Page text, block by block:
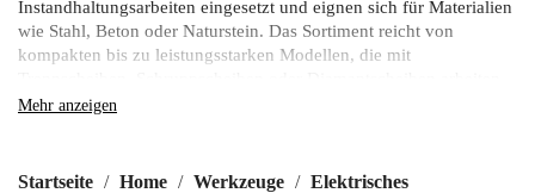
Instandhaltungsarbeiten eingesetzt und eignen sich für Materialien
wie Stahl, Beton oder Naturstein. Das Sortiment reicht von
kompakten bis zu leistungsstarken Modellen, die mit
und sich durch Effizienz, Flexibilität und robuste
Mehr anzeigen
Startseite Home Werkzeuge
Elektrisches